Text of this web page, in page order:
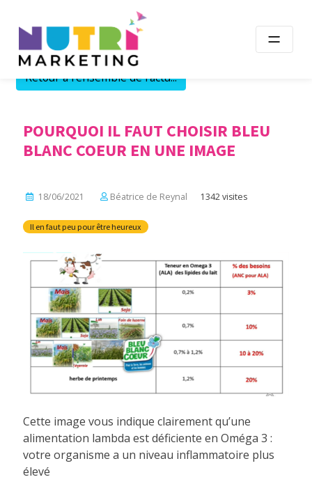
Retour à l'ensemble de l'actu...
POURQUOI IL FAUT CHOISIR BLEU
BLANC COEUR EN UNE IMAGE
18/06/2021 Béatrice de Reynal 1342 visites
Il en faut peu pour être heureux
Cette image vous indique clairement qu’une
alimentation lambda est déficiente en Oméga 3 :
votre organisme a un niveau inflammatoire plus
élevé